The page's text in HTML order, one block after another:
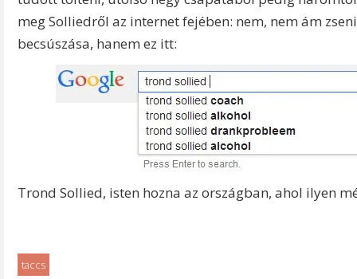
meg Solliedről az internet fejében: nem, nem ám
becsúszása, hanem ez itt:
Trond Sollied, isten hozna az országban, ahol ilyen
taccs